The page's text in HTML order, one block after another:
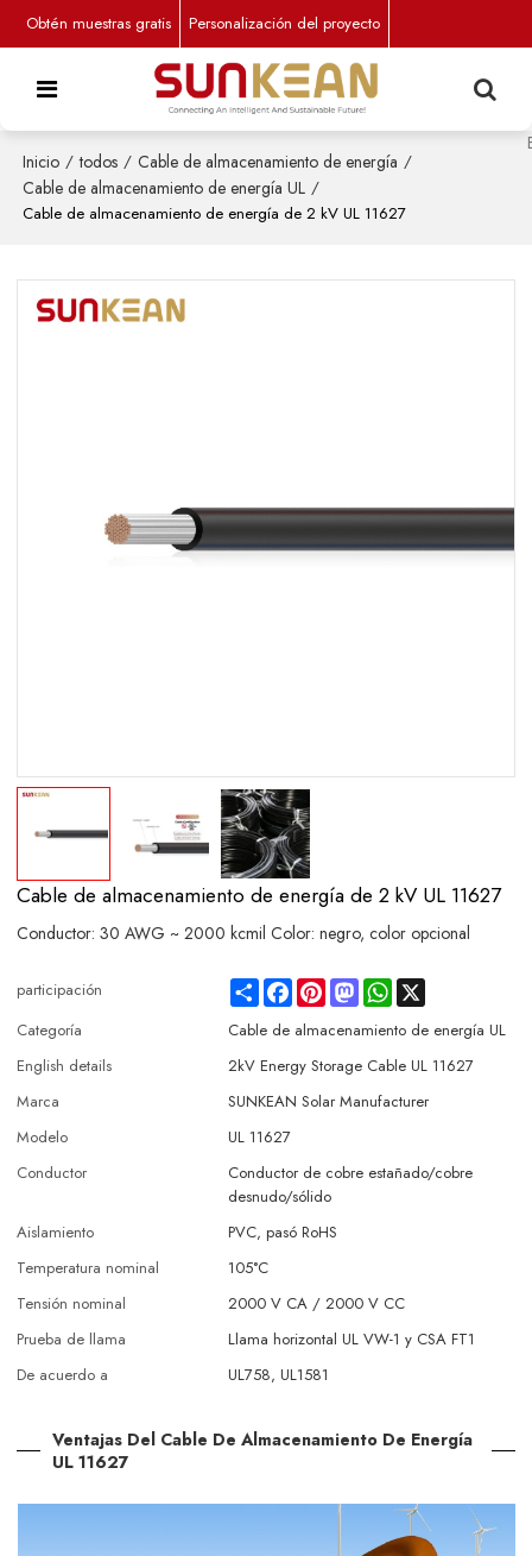
Obtén muestras gratis Personalización del proyecto
Inicio / todos / Cable de almacenamiento de energía /
Cable de almacenamiento de energía UL /
Cable de almacenamiento de energía de 2 kV UL 11627
Cable de almacenamiento de energía de 2 kV UL 11627
Conductor: 30 AWG ~ 2000 kcmil Color: negro, color opcional
participación ShareFacebookPinterestMastodonWhatsApp
Categoría
Cable de almacenamiento de energía UL
English details
2kV Energy Storage Cable UL 11627
Marca
SUNKEAN Solar Manufacturer
Modelo
UL 11627
Conductor
Conductor de cobre estañado/cobre
desnudo/sólido
Aislamiento
PVC, pasó RoHS
Temperatura nominal
105°C
Tensión nominal
2000 V CA / 2000 V CC
Prueba de llama
Llama horizontal UL VW-1 y CSA FT1
De acuerdo a
UL758, UL1581
Ventajas Del Cable De Almacenamiento De Energía
UL 11627